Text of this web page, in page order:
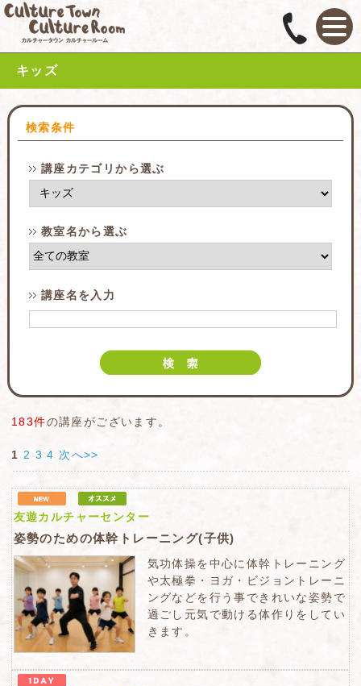
キッズ
検索条件
講座カテゴリから選ぶ
教室名から選ぶ
講座名を入力
183件の講座がございます。
1 2 3 4 次へ>>
友遊カルチャーセンター
姿勢のための体幹トレーニング(子供)
気功体操を中心に体幹トレーニング
や太極拳・ヨガ・ビジョントレーニ
ングなどを行う事できれいな姿勢で
過ごし元気で動ける体作りをしてい
きます。